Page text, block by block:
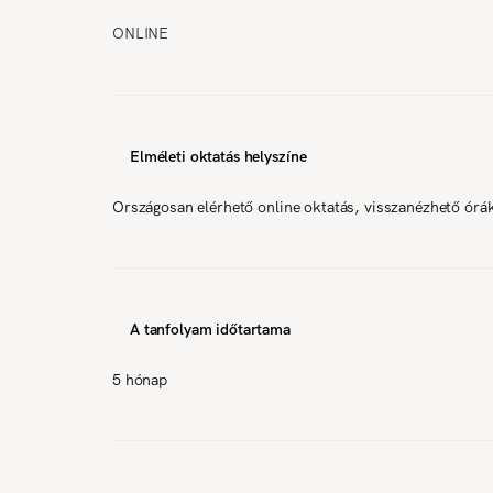
ONLINE
Elméleti oktatás helyszíne
Országosan elérhető online oktatás, visszanézhető
A tanfolyam időtartama
5 hónap